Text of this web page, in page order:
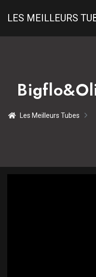
LES MEILLEURS
Les Meilleurs Tubes